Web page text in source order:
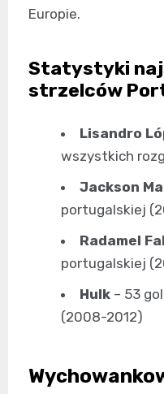
Europie.
Statystyki
strzelców
Lisandro
wszystkich
Jackson
portugalskiej
Radamel
portugalskiej
Hulk – 53
(2008-2012)